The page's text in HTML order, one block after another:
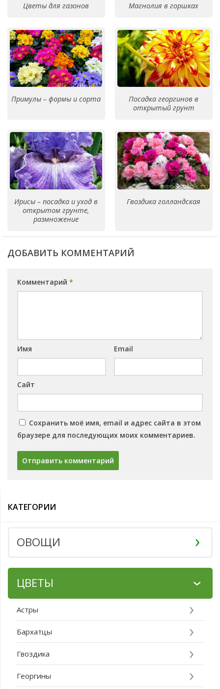
Цветы для газонов Магнолия в горшках
Примулы – формы и сорта
Посадка георгинов в
открытый грунт
Ирисы – посадка и уход в
открытом грунте,
размножение
Гвоздика голландская
ДОБАВИТЬ КОММЕНТАРИЙ
Комментарий *
Имя Email
Сайт
Сохранить моё имя, email и адрес сайта в этом
браузере для последующих моих комментариев.
КАТЕГОРИИ
ОВОЩИ
ЦВЕТЫ
Астры
Бархатцы
Гвоздика
Георгины